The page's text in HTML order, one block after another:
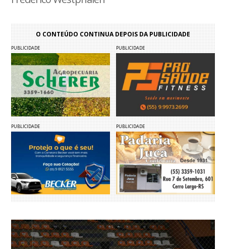
O CONTEÚDO CONTINUA DEPOIS DA PUBLICIDADE
PUBLICIDADE PUBLICIDADE
PUBLICIDADE PUBLICIDADE